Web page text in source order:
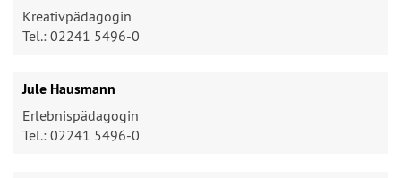
Kreativpädagogin
Tel.: 02241 5496-0
Jule Hausmann
Erlebnispädagogin
Tel.: 02241 5496-0